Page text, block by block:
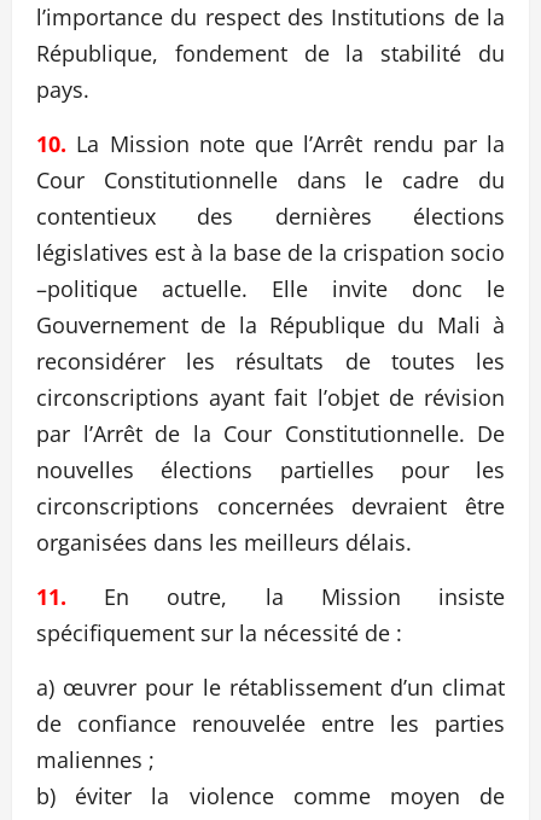
l’importance du respect des Institutions de la
République, fondement de la stabilité du
pays.
10. La Mission note que l’Arrêt rendu par la
Cour Constitutionnelle dans le cadre du
contentieux des dernières élections
législatives est à la base de la crispation socio
–politique actuelle. Elle invite donc le
Gouvernement de la République du Mali à
reconsidérer les résultats de toutes les
circonscriptions ayant fait l’objet de révision
par l’Arrêt de la Cour Constitutionnelle. De
nouvelles élections partielles pour les
circonscriptions concernées devraient être
organisées dans les meilleurs délais.
11. En outre, la Mission insiste
spécifiquement sur la nécessité de :
a) œuvrer pour le rétablissement d’un climat
de confiance renouvelée entre les parties
maliennes ;
b) éviter la violence comme moyen de